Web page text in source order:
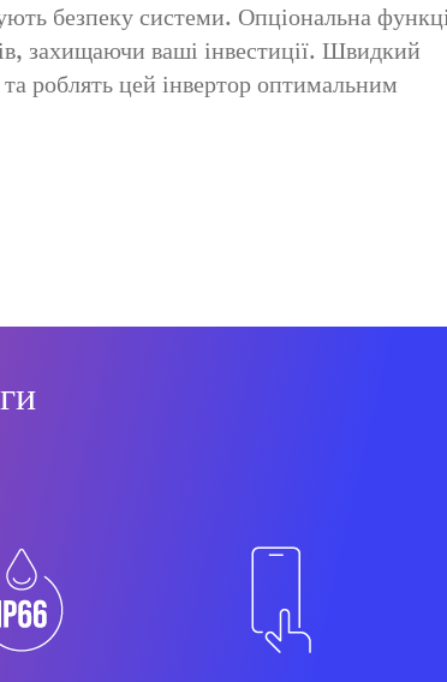
безпеку системи. Опціональна
захищаючи ваші інвестиції. Швидкий
роблять цей інвертор оптимальним